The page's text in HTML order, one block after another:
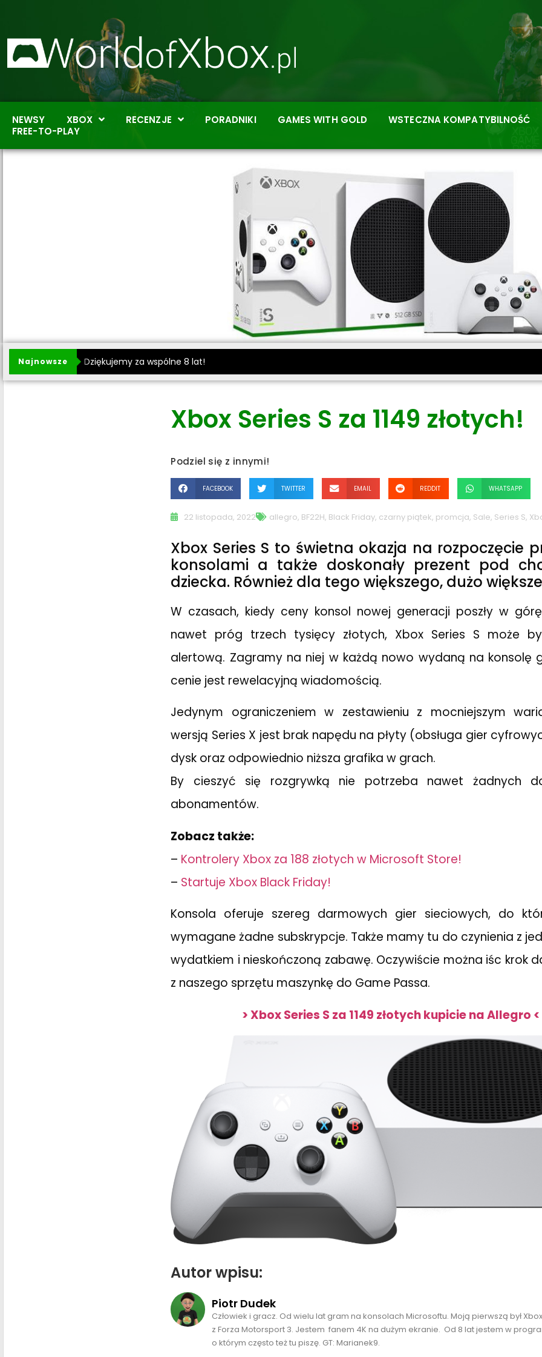
NEWSY XBOX RECENZJE PORADNIKI GAMES WITH GOLD
WSTECZNA KOMPATYBILNOŚĆ
FREE-TO-PLAY
Najnowsze Dziękujemy za wspólne 8 lat!
Xbox Series S za 1149 złotych!
Podziel się z innymi!
FACEBOOK TWITTER EMAIL REDDIT WHATSAPP
22 listopada, 2022 allegro, BF22H, Black Friday, czarny piątek, promcja, Sale, Series S,
Xbox Series S to świetna okazja na rozpoczęcie
konsolami a także doskonały prezent pod
dziecka. Również dla tego większego, dużo
W czasach, kiedy ceny konsol nowej generacji poszły w
nawet próg trzech tysięcy złotych, Xbox Series S może
alertową. Zagramy na niej w każdą nowo wydaną na konsolę
cenie jest rewelacyjną wiadomością.
Jedynym ograniczeniem w zestawieniu z mocniejszym
wersją Series X jest brak napędu na płyty (obsługa gier
dysk oraz odpowiednio niższa grafika w grach.
By cieszyć się rozgrywką nie potrzeba nawet żadnych
abonamentów.
Zobacz także:
– Kontrolery Xbox za 188 złotych w Microsoft Store!
– Startuje Xbox Black Friday!
Konsola oferuje szereg darmowych gier sieciowych, do
wymagane żadne subskrypcje. Także mamy tu do czynienia z
wydatkiem i nieskończoną zabawę. Oczywiście można iśc krok
z naszego sprzętu maszynkę do Game Passa.
> Xbox Series S za 1149 złotych kupicie na Allegro <
Autor wpisu:
Piotr Dudek
Człowiek i gracz. Od wielu lat gram na konsolach Microsoftu. Moją pierwszą był
z Forza Motorsport 3. Jestem fanem 4K na dużym ekranie. Od 8 lat jestem w
o którym często też tu piszę. GT: Marianek9.